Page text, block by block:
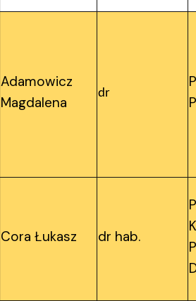
Adamowicz
Magdalena
dr
Cora Łukasz dr hab.